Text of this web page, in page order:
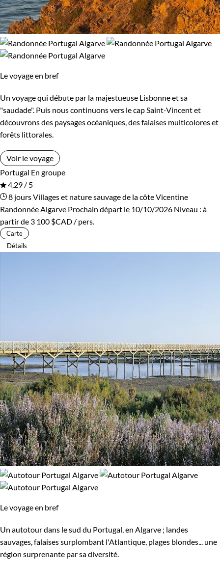
Le voyage en bref
Un voyage qui débute par la majestueuse Lisbonne et sa
"saudade". Puis nous continuons vers le cap Saint-Vincent et
découvrons des paysages océaniques, des falaises multicolores et
forêts littorales.
Voir le voyage
Portugal En groupe
4,29 / 5
8 joursVillages et nature sauvage de la côte Vicentine
Randonnée Algarve Prochain départ le 10/10/2026 Niveau : à
partir de 3 100 $CAD / pers.
Carte
Détails
Le voyage en bref
Un autotour dans le sud du Portugal, en Algarve ; landes
sauvages, falaises surplombant l'Atlantique, plages blondes... une
région surprenante par sa diversité.